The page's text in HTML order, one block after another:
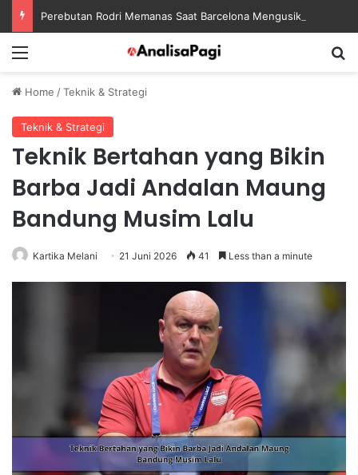
Home /Teknik & Strategi
Teknik & Strategi
Teknik Bertahan yang Bikin
Barba Jadi Andalan Maung
Bandung Musim Lalu
Kartika Melani 21 Juni 2026 41 Less than a minute